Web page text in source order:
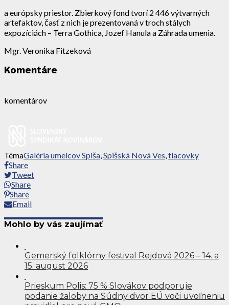
a európsky priestor. Zbierkový fond tvorí 2 446 výtvarných
artefaktov, časť z nich je prezentovaná v troch stálych
expozíciách – Terra Gothica, Jozef Hanula a Záhrada umenia.
Mgr. Veronika Fitzeková
Komentáre
komentárov
TémaGaléria umelcov Spiša,Spišská Nová Ves,tlacovky
Share
Tweet
Share
Share
Email
Mohlo by vás zaujímať
Gemerský folklórny festival Rejdová 2026 – 14. a
15. august 2026
Prieskum Polis: 75 % Slovákov podporuje
podanie žaloby na Súdny dvor EÚ voči uvoľneniu